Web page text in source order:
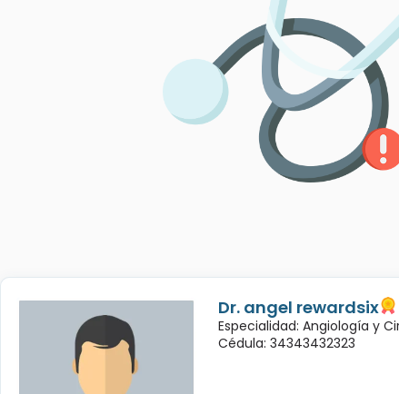
Dr. angel rewardsix
Especialidad: Angiología y
Cédula: 34343432323